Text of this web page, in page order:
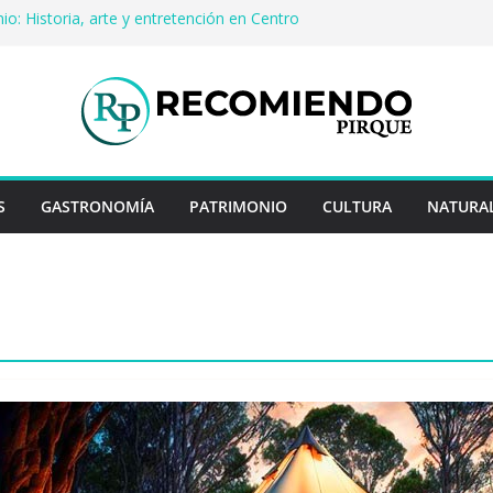
Historia, arte y entretención en Centro
Rayo Credit y diferencias frente a
historias: ingredientes que dieron
enterosGASTRONOMÍA PATRIMONIO CULTURA